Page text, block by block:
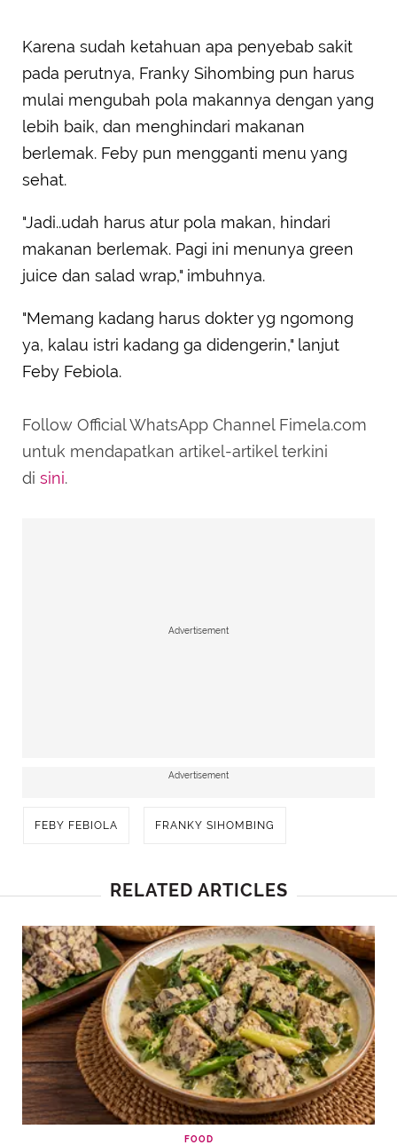
Karena sudah ketahuan apa penyebab sakit
pada perutnya, Franky Sihombing pun harus
mulai mengubah pola makannya dengan yang
lebih baik, dan menghindari makanan
berlemak. Feby pun mengganti menu yang
sehat.
"Jadi..udah harus atur pola makan, hindari
makanan berlemak. Pagi ini menunya green
juice dan salad wrap," imbuhnya.
"Memang kadang harus dokter yg ngomong
ya, kalau istri kadang ga didengerin," lanjut
Feby Febiola.
Follow Official WhatsApp Channel Fimela.com
untuk mendapatkan artikel-artikel terkini
di sini.
Advertisement
Advertisement
FEBY FEBIOLA FRANKY SIHOMBING
RELATED ARTICLES
FOOD